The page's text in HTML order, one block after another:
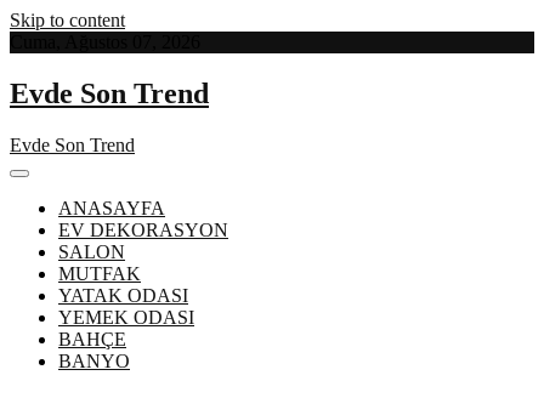
Skip to content
Evde Son Trend
Evde Son Trend
ANASAYFA
EV DEKORASYON
SALON
MUTFAK
YATAK ODASI
YEMEK ODASI
BAHÇE
BANYO